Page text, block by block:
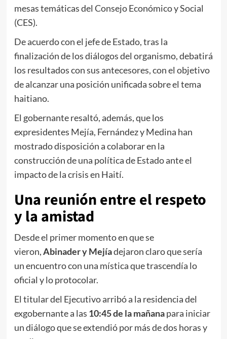
mesas temáticas del Consejo Económico y Social
(CES).
De acuerdo con el jefe de Estado, tras la
finalización de los diálogos del organismo, debatirá
los resultados con sus antecesores, con el objetivo
de alcanzar una posición unificada sobre el tema
haitiano.
El gobernante resaltó, además, que los
expresidentes Mejía, Fernández y Medina han
mostrado disposición a colaborar en la
construcción de una política de Estado ante el
impacto de la crisis en Haití.
Una reunión entre el respeto
y la amistad
Desde el primer momento en que se
vieron,Abinader y Mejíadejaron claro que sería
un encuentro con una mística que trascendía lo
oficial y lo protocolar.
El titular del Ejecutivo arribó a la residencia del
exgobernante a las 10:45 de la mañanapara iniciar
un diálogo que se extendió por más de dos horas y